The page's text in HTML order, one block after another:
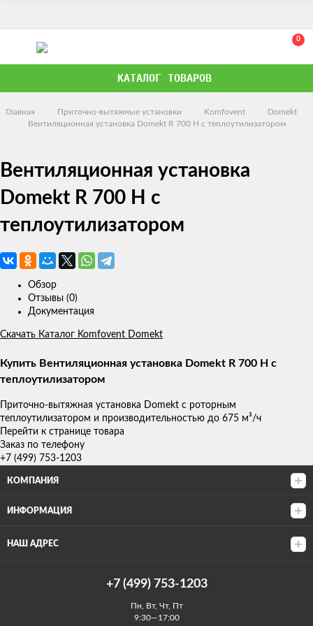
0
КАТАЛОГ ТОВАРОВ
Главная Приточно-вытяжные установки Komfovent
Domekt
Вентиляционная установка Domekt R 700 H с теплоутилизатором
Вентиляционная установка
Domekt R 700 H с
теплоутилизатором
Обзор
Отзывы (0)
Документация
Скачать Каталог Komfovent Domekt
Купить Вентиляционная установка Domekt R 700 H с
теплоутилизатором
Приточно-вытяжная установка Domekt с роторным
теплоутилизатором и производительностью до 675 м³/ч
Перейти к странице товара
Заказ по телефону
+7 (499) 753-1203
КОМПАНИЯ
ИНФОРМАЦИЯ
НАШ АДРЕС
+7 (499) 753-1203
Пн, Вт, Чт, Пт
9:30—17:00